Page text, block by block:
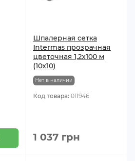
Шпалерная сетка
Intermas прозрачная
цветочная 1,2х100 м
(10х10)
Нет в наличии
Код товара: 011946
1 037 грн